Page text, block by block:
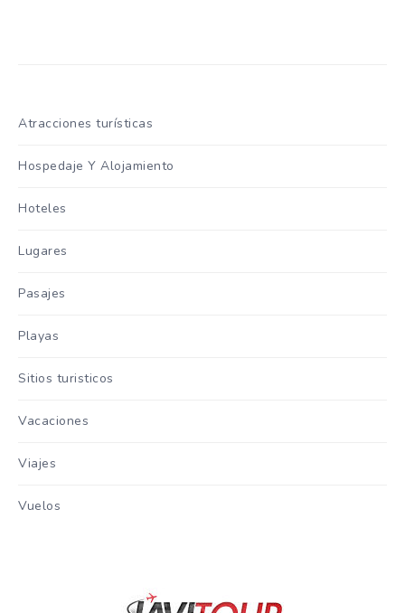
Atracciones turísticas
Hospedaje Y Alojamiento
Hoteles
Lugares
Pasajes
Playas
Sitios turisticos
Vacaciones
Viajes
Vuelos